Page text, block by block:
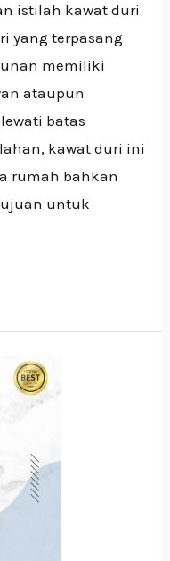
istilah kawat duri
yang terpasang
memiliki
ataupun
batas
kawat duri ini
rumah bahkan
untuk